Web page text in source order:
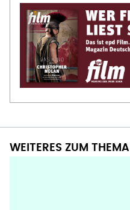
WEITERES ZUM THEMA